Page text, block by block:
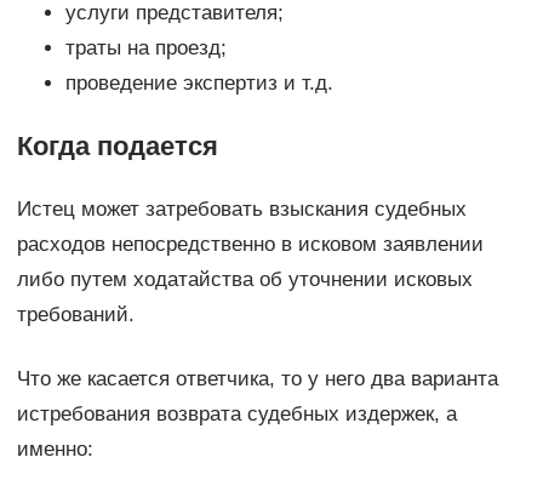
услуги представителя;
траты на проезд;
проведение экспертиз и т.д.
Когда подается
Истец может затребовать взыскания судебных
расходов непосредственно в исковом заявлении
либо путем ходатайства об уточнении исковых
требований.
Что же касается ответчика, то у него два варианта
истребования возврата судебных издержек, а
именно: